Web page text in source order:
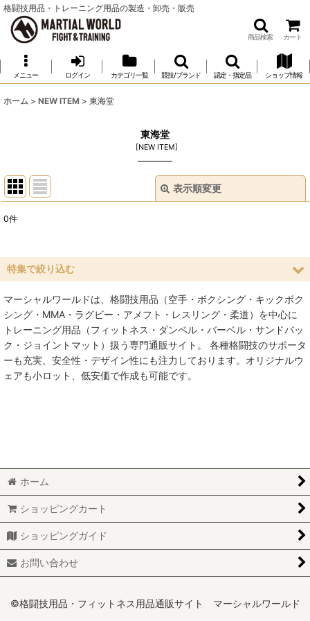
格闘技用品・トレーニング用品の製造・卸売・販売
商品検索 カート
メニュー ログイン カテゴリ一覧 競技/ブランド 認定・指定品 ショップ情報
ホーム > NEW ITEM > 東海堂
東海堂
[NEW ITEM]
表示順変更
並び順:
絞り込む
0件
特集で絞り込む
空手
MMA総合格闘技
柔術
少林寺拳法
サンボ
レスリング
MARTIAL WORLD
マーシャルワールドは、格闘技用品（空手・ボクシング・キックボク
シング・MMA・ラグビー・アメフト・レスリング・柔道）を中心に
トレーニング用品（フィットネス・ダンベル・バーベル・サンドバッ
ク・ジョイントマット）扱う専門通販サイト。 各種格闘技のサポータ
ーも充実、安全性・デザイン性にも注力しております。オリジナルウ
ェアも小ロット、低安価で作成も可能です。
ホーム
ショッピングカート
ショッピングガイド
お問い合わせ
©格闘技用品・フィットネス用品通販サイト マーシャルワールド